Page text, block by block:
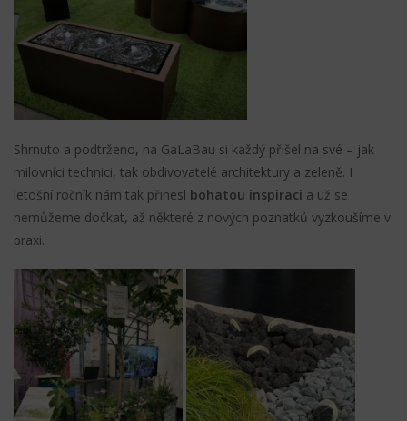
Shrnuto a podtrženo, na GaLaBau si každý přišel na své – jak
milovníci technici, tak obdivovatelé architektury a zeleně. I
letošní ročník nám tak přinesl bohatou inspiraci a už se
nemůžeme dočkat, až některé z nových poznatků vyzkoušíme v
praxi.